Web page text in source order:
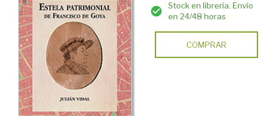
Stock en librería. Envío
en 24/48 horas
COMPRAR